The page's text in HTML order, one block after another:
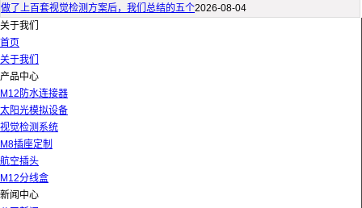
做了上百套视觉检测方案后，我们总结的五个2026-08-04
关于我们
首页
关于我们
产品中心
M12防水连接器
太阳光模拟设备
视觉检测系统
M8插座定制
航空插头
M12分线盒
新闻中心